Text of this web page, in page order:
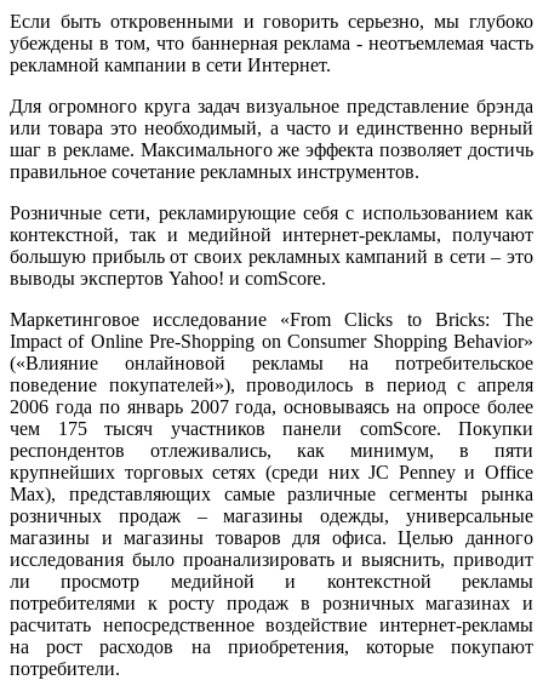
Если быть откровенными и говорить серьезно, мы глубоко
убеждены в том, что баннерная реклама - неотъемлемая часть
рекламной кампании в сети Интернет.
Для огромного круга задач визуальное представление брэнда
или товара это необходимый, а часто и единственно верный
шаг в рекламе. Максимального же эффекта позволяет достичь
правильное сочетание рекламных инструментов.
Розничные сети, рекламирующие себя с использованием как
контекстной, так и медийной интернет-рекламы, получают
большую прибыль от своих рекламных кампаний в сети – это
выводы экспертов Yahoo! и comScore.
Маркетинговое исследование «From Clicks to Bricks: The
Impact of Online Pre-Shopping on Consumer Shopping Behavior»
(«Влияние онлайновой рекламы на потребительское
поведение покупателей»), проводилось в период с апреля
2006 года по январь 2007 года, основываясь на опросе более
чем 175 тысяч участников панели comScore. Покупки
респондентов отлеживались, как минимум, в пяти
крупнейших торговых сетях (среди них JC Penney и Office
Max), представляющих самые различные сегменты рынка
розничных продаж – магазины одежды, универсальные
магазины и магазины товаров для офиса. Целью данного
исследования было проанализировать и выяснить, приводит
ли просмотр медийной и контекстной рекламы
потребителями к росту продаж в розничных магазинах и
расчитать непосредственное воздействие интернет-рекламы
на рост расходов на приобретения, которые покупают
потребители.